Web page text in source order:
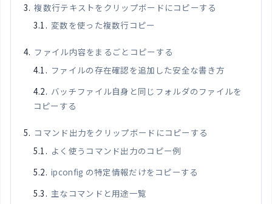
複数行テキストをクリップボードにコピーする
変数を使った複数行コピー
ファイル内容をまるごとコピーする
ファイルの存在確認を追加した安全な書き方
バッチファイル自身と同じフォルダのファイルを
コピーする
コマンド出力をクリップボードにコピーする
よく使うコマンド出力のコピー例
ipconfig の特定情報だけをコピーする
主なコマンドと用途一覧